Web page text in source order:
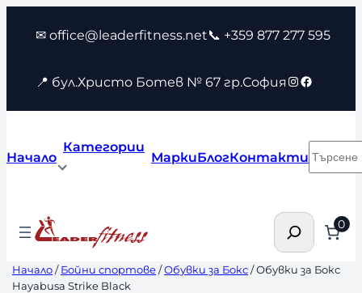
съдържанието
✉ office@leaderfitness.net📞 +359 877 277 595
📍 бул.Христо Ботев № 67 гр.София Instagram
Facebook
Начало
Категории
МаркиБлогКонтакти
Търсене 0
Начало/Бойни спортове/Обувки за Бокс/ Обувки за Бокс
Hayabusa Strike Black